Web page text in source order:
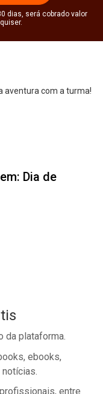
dias, será cobrado valor
aventura com a turma!
Dia de
da plataforma.
ebooks,
entre